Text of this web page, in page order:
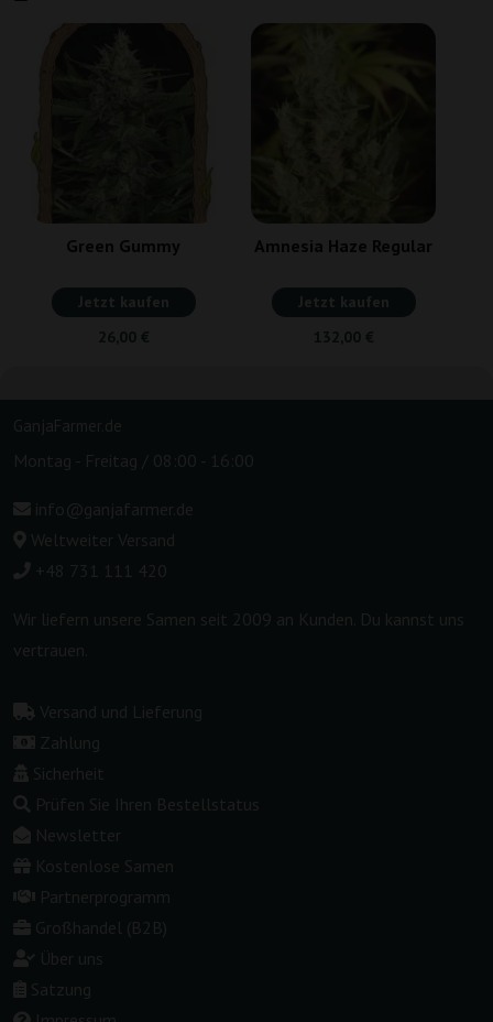
Green Gummy
Jetzt kaufen
26,00 €
Amnesia Haze Regular
Jetzt kaufen
132,00 €
GanjaFarmer.de
Montag - Freitag / 08:00 - 16:00
info@ganjafarmer.de
Weltweiter Versand
+48 731 111 420
Wir liefern unsere Samen seit 2009 an Kunden. Du kannst uns
vertrauen.
Versand und Lieferung
Zahlung
Sicherheit
Prüfen Sie Ihren Bestellstatus
Newsletter
Kostenlose Samen
Partnerprogramm
Großhandel (B2B)
Über uns
Satzung